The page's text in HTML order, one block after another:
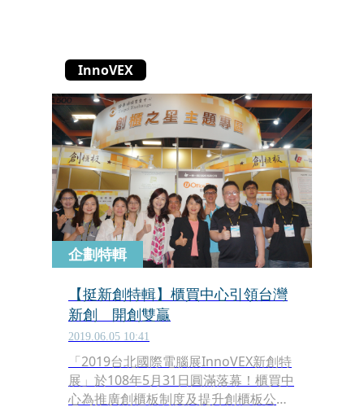
InnoVEX
企劃特輯
【挺新創特輯】櫃買中心引領台灣
新創 開創雙贏
2019.06.05 10:41
「2019台北國際電腦展InnoVEX新創特
展」於108年5月31日圓滿落幕！櫃買中
心為推廣創櫃板制度及提升創櫃板公司